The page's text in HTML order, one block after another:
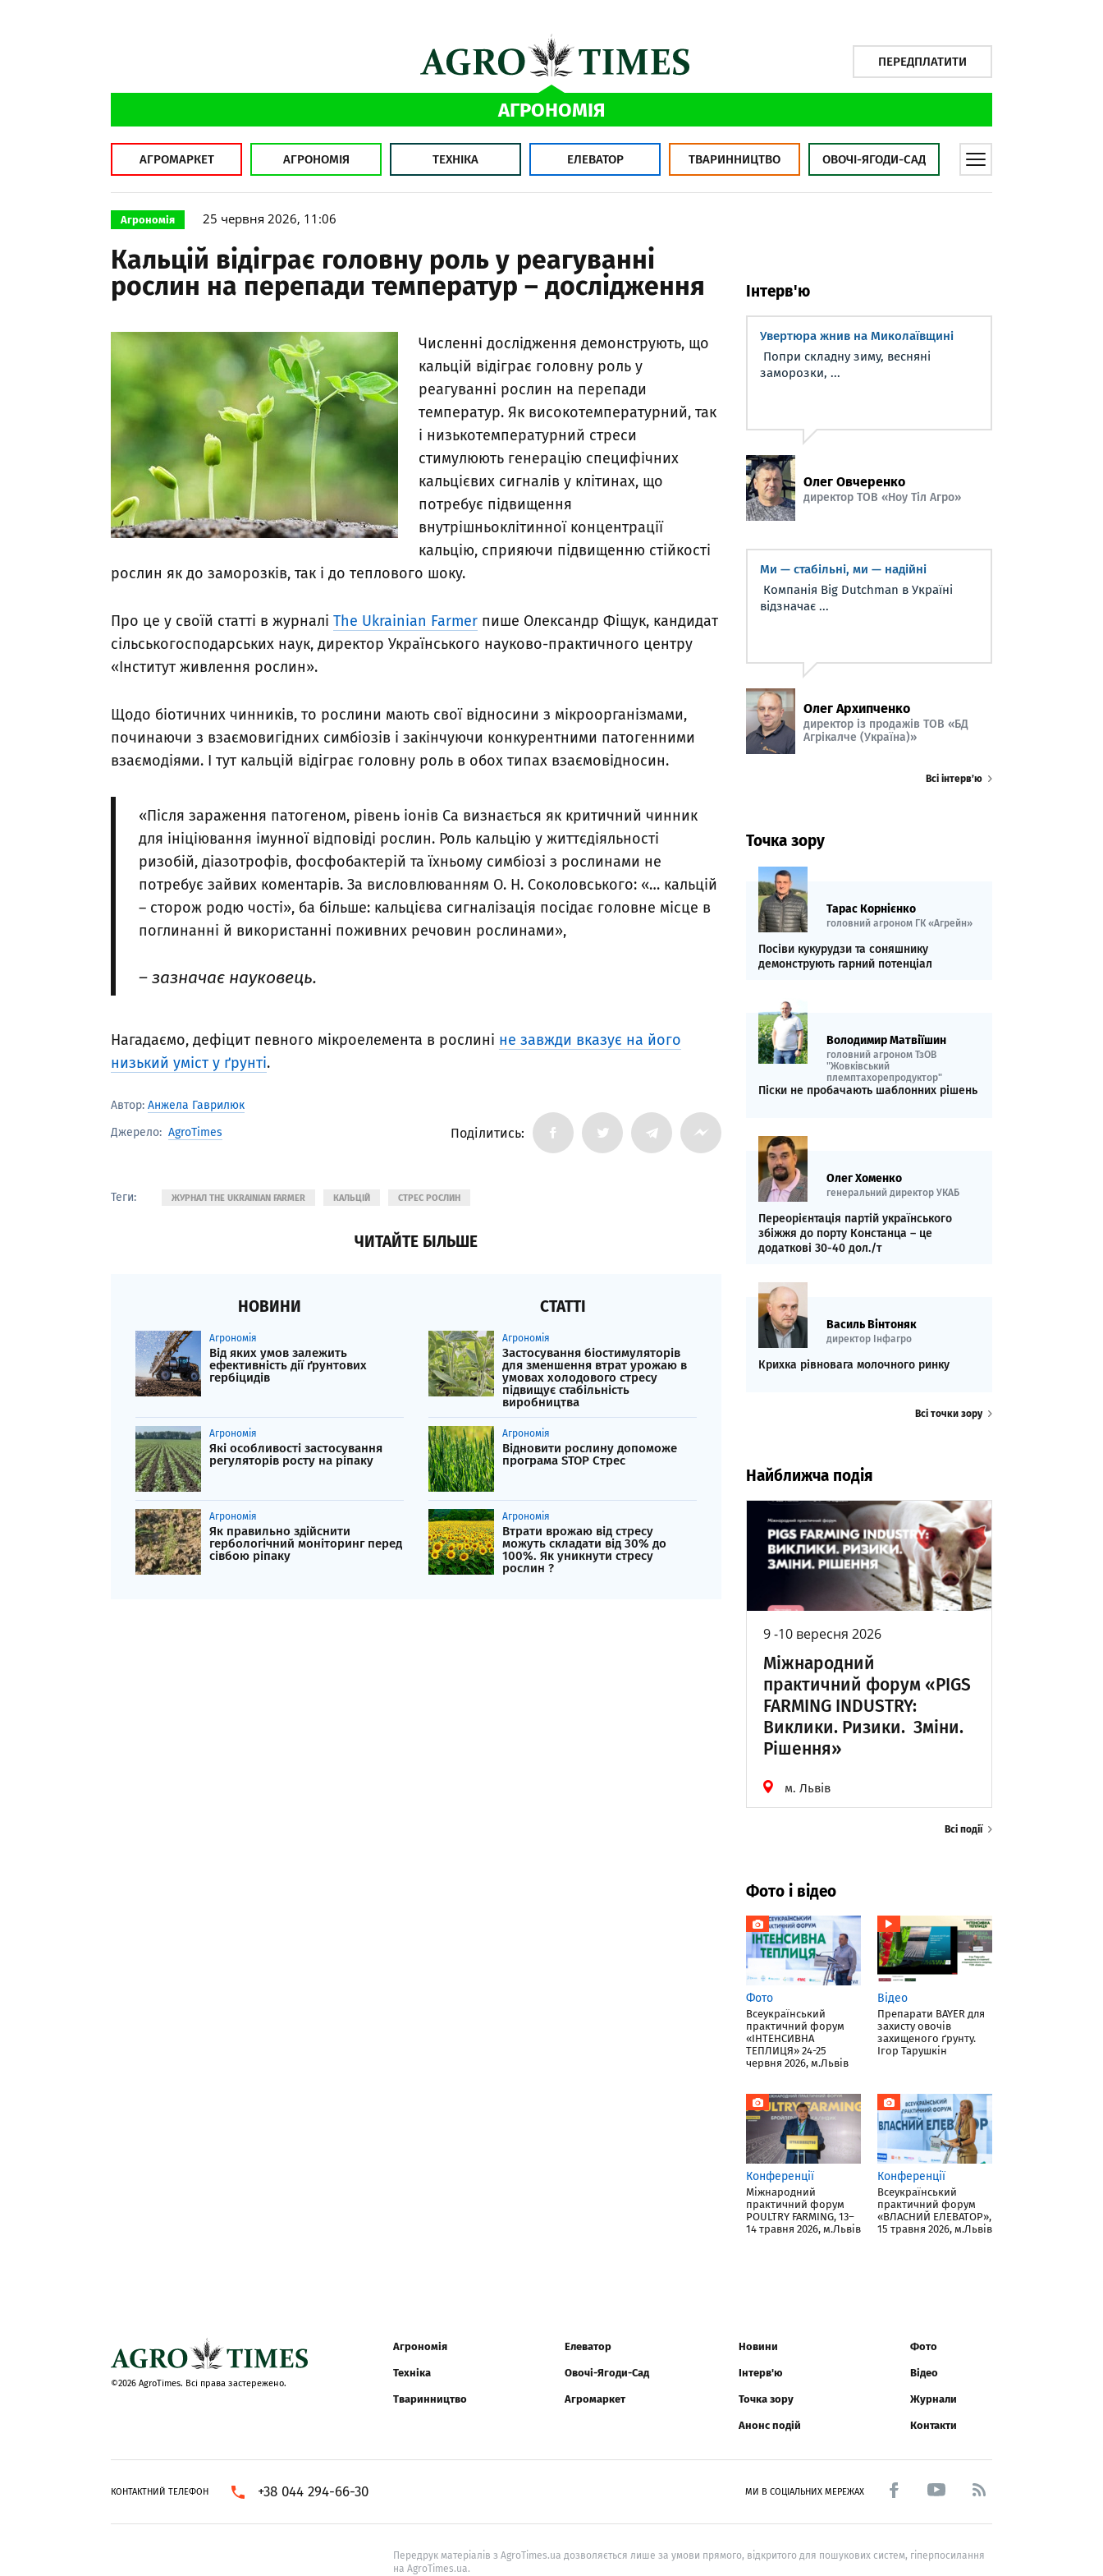
ПЕРЕДПЛАТИТИ
АГРОНОМІЯ
АГРОМАРКЕТ АГРОНОМІЯ ТЕХНІКА ЕЛЕВАТОР ТВАРИННИЦТВО ОВОЧІ-ЯГОДИ-САД
Агрономія 25 червня 2026, 11:06
Кальцій відіграє головну роль у реагуванні
рослин на перепади температур – дослідження
Численні дослідження демонструють, що
кальцій відіграє головну роль у
реагуванні рослин на перепади
температур. Як високотемпературний, так
і низькотемпературний стреси
стимулюють генерацію специфічних
кальцієвих сигналів у клітинах, що
потребує підвищення
внутрішньоклітинної концентрації
кальцію, сприяючи підвищенню стійкості
рослин як до заморозків, так і до теплового шоку.
Про це у своїй статті в журналі The Ukrainian Farmer пише Олександр Фіщук, кандидат
сільськогосподарських наук, директор Українського науково-практичного центру
«Інститут живлення рослин».
Щодо біотичних чинників, то рослини мають свої відносини з мікроорганізмами,
починаючи з взаємовигідних симбіозів і закінчуючи конкурентними патогенними
взаємодіями. І тут кальцій відіграє головну роль в обох типах взаємовідносин.
«Після зараження патогеном, рівень іонів Ca визнається як критичний чинник
для ініціювання імунної відповіді рослин. Роль кальцію у життєдіяльності
ризобій, діазотрофів, фосфобактерій та їхньому симбіозі з рослинами не
потребує зайвих коментарів. За висловлюванням О. Н. Соколовського: «… кальцій
– сторож родю чості», ба більше: кальцієва сигналізація посідає головне місце в
поглинанні й використанні поживних речовин рослинами»,
– зазначає науковець.
Нагадаємо, дефіцит певного мікроелемента в рослині не завжди вказує на його
низький уміст у ґрунті.
Автор: Анжела Гаврилюк
Джерело: AgroTimes Поділитись:
Теги: ЖУРНАЛ THE UKRAINIAN FARMER КАЛЬЦІЙ СТРЕС РОСЛИН
ЧИТАЙТЕ БІЛЬШЕ
НОВИНИ
Агрономія
Від яких умов залежить
ефективність дії ґрунтових
гербіцидів
Агрономія
Які особливості застосування
регуляторів росту на ріпаку
Агрономія
Як правильно здійснити
гербологічний моніторинг перед
сівбою ріпаку
СТАТТІ
Агрономія
Застосування біостимуляторів
для зменшення втрат урожаю в
умовах холодового стресу
підвищує стабільність
виробництва
Агрономія
Відновити рослину допоможе
програма STOP Cтрес
Агрономія
Втрати врожаю від стресу
можуть складати від 30% до
100%. Як уникнути стресу
рослин ?
Інтерв'ю
Увертюра жнив на Миколаївщині
Попри складну зиму, весняні
заморозки, ...
Олег Овчеренко
директор ТОВ «Ноу Тіл Агро»
Ми — стабільні, ми — надійні
Компанія Big Dutchman в Україні
відзначає ...
Олег Архипченко
директор із продажів ТОВ «БД
Агрікалче (Україна)»
Всі інтерв’ю
Точка зору
Тарас Корнієнко
головний агроном ГК «Агрейн»
Посіви кукурудзи та соняшнику
демонструють гарний потенціал
Володимир Матвіїшин
головний агроном ТзОВ
"Жовківський
племптахорепродуктор"
Піски не пробачають шаблонних рішень
Олег Хоменко
генеральний директор УКАБ
Переорієнтація партій українського
збіжжя до порту Констанца – це
додаткові 30-40 дол./т
Василь Вінтоняк
директор Інфагро
Крихка рівновага молочного ринку
Всі точки зору
Найближча подія
9 -10 вересня 2026
Міжнародний
практичний форум «PIGS
FARMING INDUSTRY:
Виклики. Ризики. Зміни.
Рішення»
м. Львів
Всі події
Фото і відео
Фото
Всеукраїнський
практичний форум
«ІНТЕНСИВНА
ТЕПЛИЦЯ» 24-25
червня 2026, м.Львів
Відео
Препарати BAYER для
захисту овочів
захищеного ґрунту.
Ігор Тарушкін
Конференції
Міжнародний
практичний форум
POULTRY FARMING, 13–
14 травня 2026, м.Львів
Конференції
Всеукраїнський
практичний форум
«ВЛАСНИЙ ЕЛЕВАТОР»,
15 травня 2026, м.Львів
©2026 AgroTimes. Всі права застережено.
Агрономія
Техніка
Тваринництво
Елеватор
Овочі-Ягоди-Сад
Агромаркет
Новини
Інтерв'ю
Точка зору
Анонс подій
Фото
Відео
Журнали
Контакти
КОНТАКТНИЙ ТЕЛЕФОН +38 044 294-66-30 МИ В СОЦІАЛЬНИХ МЕРЕЖАХ
Передрук матеріалів з AgroTimes.ua дозволяється лише за умови прямого, відкритого для пошукових систем, гіперпосилання
на AgroTimes.ua.